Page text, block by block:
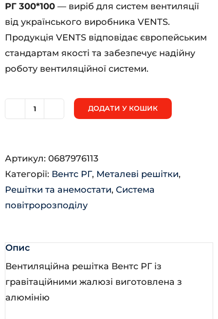
РГ 300*100 — виріб для систем вентиляції
від українського виробника VENTS.
Продукція VENTS відповідає європейським
стандартам якості та забезпечує надійну
роботу вентиляційної системи.
ДОДАТИ У КОШИК
Артикул: 0687976113
Категорії: Вентс РГ, Металеві решітки,
Решітки та анемостати, Система
повітророзподілу
Опис
Вентиляційна решітка Вентс РГ із
гравітаційними жалюзі виготовлена з
алюмінію